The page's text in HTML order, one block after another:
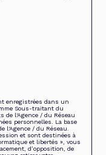
enregistrées dans un
Sous-traitant du
de l'Agence / du Réseau
personnelles. La base
l'Agence / du Réseau.
et sont destinées à
et libertés », vous
d’opposition, de